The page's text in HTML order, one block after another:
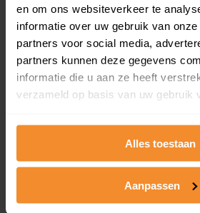
en om ons websiteverkeer te
informatie over uw gebruik van
partners voor social media,
partners kunnen deze gegevens
informatie die u aan ze heeft
verzameld op basis van uw gebruik
Alles toestaan
Aanpassen
Bekijk product
Direct leverbaar
Kadastrale kaart pakket
Alleen globale ligging perceel
omliggende percelen met de
dit inclusief de luchtfoto!